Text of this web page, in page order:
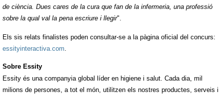
de ciència. Dues cares de la cura que fan de la infermeria, una professió
sobre la qual val la pena escriure i llegir".
Els sis relats finalistes poden consultar-se a la pàgina oficial del concurs:
essityinteractiva.com.
Sobre Essity
Essity és una companyia global líder en higiene i salut. Cada dia, mil
milions de persones, a tot el món, utilitzen els nostres productes, serveis i